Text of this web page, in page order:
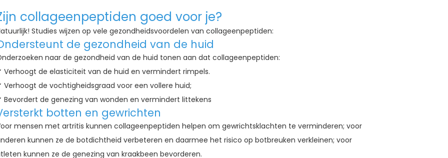
collageenpeptiden goed voor je?
Studies wijzen op vele gezondheidsvoordelen van collageenpeptiden:
de gezondheid van de huid
naar de gezondheid van de huid tonen aan dat collageenpeptiden:
Verhoogt de elasticiteit van de huid en vermindert rimpels.
Verhoogt de vochtigheidsgraad voor een vollere huid;
Bevordert de genezing van wonden en vermindert littekens
botten en gewrichten
mensen met artritis kunnen collageenpeptiden helpen om gewrichtsklachten te verminderen; voor
kunnen ze de botdichtheid verbeteren en daarmee het risico op botbreuken verkleinen; voor
kunnen ze de genezing van kraakbeen bevorderen.